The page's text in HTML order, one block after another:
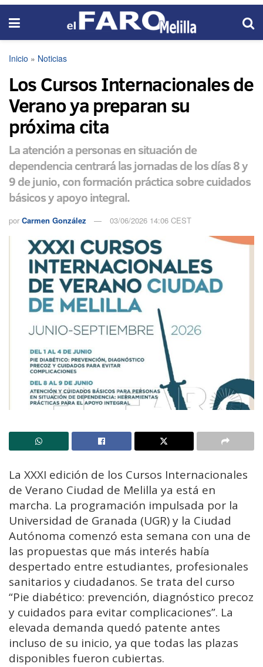
Inicio » Noticias
Los Cursos Internacionales de
Verano ya preparan su
próxima cita
La atención a personas en situación de
dependencia centrará las jornadas de los días 8 y
9 de junio, con formación práctica sobre cuidados
básicos y apoyo integral.
por Carmen González 03/06/2026 14:06 CEST
La XXXI edición de los Cursos Internacionales
de Verano Ciudad de Melilla ya está en
marcha. La programación impulsada por la
Universidad de Granada (UGR) y la Ciudad
Autónoma comenzó esta semana con una de
las propuestas que más interés había
despertado entre estudiantes, profesionales
sanitarios y ciudadanos. Se trata del curso
“Pie diabético: prevención, diagnóstico precoz
y cuidados para evitar complicaciones”. La
elevada demanda quedó patente antes
incluso de su inicio, ya que todas las plazas
disponibles fueron cubiertas.